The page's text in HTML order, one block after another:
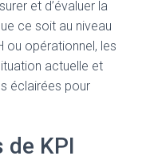
et d’évaluer la
ce soit au niveau
ou opérationnel, les
actuelle et
éclairées pour
KPI